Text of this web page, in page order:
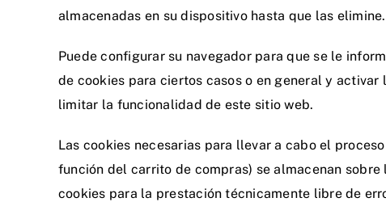
almacenadas en su dispositivo hasta que las
Puede configurar su navegador para que se le
de cookies para ciertos casos o en general y
limitar la funcionalidad de este sitio web.
Las cookies necesarias para llevar a cabo el
función del carrito de compras) se almacenan
cookies para la prestación técnicamente libre de